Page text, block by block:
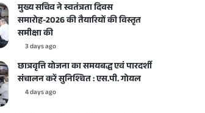
मुख्य सचिव ने स्वतंत्रता दिवस
समारोह-2026 की तैयारियों की विस्तृत
समीक्षा की
3 days ago
छात्रवृत्ति योजना का समयबद्ध एवं पारदर्शी
संचालन करें सुनिश्चित : एस.पी. गोयल
4 days ago